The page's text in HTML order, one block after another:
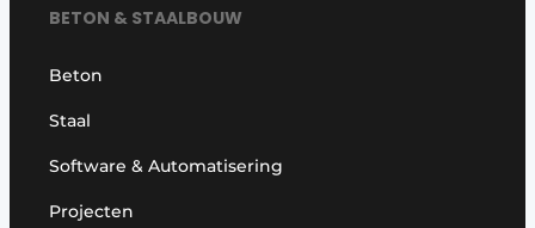
BETON & STAALBOUW
Beton
Staal
Software & Automatisering
Projecten